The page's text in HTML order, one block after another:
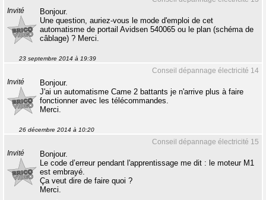
Invité
Bonjour.
Une question, auriez-vous le mode d'emploi de cet
automatisme de portail Avidsen 540065 ou le plan (schéma de
câblage) ? Merci.
23 septembre 2014 à 19:39
Conseil dépannage électricité 14
Invité
Bonjour.
J'ai un automatisme Came 2 battants je n'arrive plus à faire
fonctionner avec les télécommandes.
Merci.
26 décembre 2014 à 10:20
Conseil dépannage électricité 15
Invité
Bonjour.
Le code d’erreur pendant l'apprentissage me dit : le moteur M1
est embrayé.
Ça veut dire de faire quoi ?
Merci.